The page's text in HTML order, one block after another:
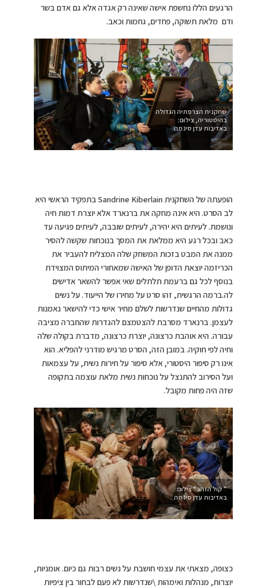
הרגעים הללו נחשפת אישה שאינה רק אגדה אלא גם אדם בשר
ודם מלאת תשוקה, פחדים, גחמות וכאב.
שחקנית הצרפתיה הגדולה
בהיסטוריה, צילום:
באדיבות עדן סינמה
הופעתה של השחקנית Sandrine Kiberlain בתפקיד הראשי היא
לב הסרט. היא אינה מחקה את ברנארד אלא יוצרת דמות חיה
ונושמת. לעיתים היא יהירה, לעיתים שובבה, לעיתים פגיעה עד
כאב ובכל רגע היא ממלאת את המסך בנוכחות שקשה להסיר
ממנה את המבט בזכות המשחק שלה המצליח להעביר את
הכריזמה יוצאת הדופן של האישה שמאחורי המיתוס המצוידת
בנוסף לכל גם ברעמת תלתלים שאי אפשר להשאר אדישים
לה.ברמה הרגשית, זהו סרט על מחירו של הייעוד. על נשים
גדולות מהחיים שנדרשות לשלם מחיר אישי כדי להישאר נאמנות
לעצמן. ברנארד מסרבת להצטמצם להגדרות שהחברה מציבה
עבורה. היא אוהבת כרצונה, יוצרת כרצונה, מדברת בקולה שלה
וחיה לפי חוקיה. במובן הזה, הסרט מרגיש מודרני להפליא. הוא
אינו רק סיפור היסטורי, אלא סיפור על חירות נשית, על עצמאות
ועל הסירוב להתנצל על נוכחות נשית מלאת עוצמה בתקופה
שזה היה פחות מקובל.
” קול הזהב” צילום:
באדיבות עדן סינמה
כצופה, מצאתי את עצמי חושבת על נשים רבות גם כיום. אומניות,
יוצרות, מנהלות ואימהות \שנדרשות לא פעם לבחור בין ציפיות